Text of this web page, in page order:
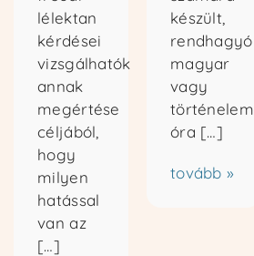
lélektan
kérdései
vizsgálhatók
annak
megértése
céljából,
hogy
milyen
hatással
van az
[…]
készült,
rendhagyó
magyar
vagy
történelem
óra […]
tovább »